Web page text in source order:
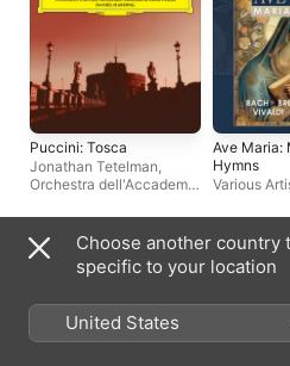
Puccini: Tosca
Jonathan Tetelman,
Orchestra dell'Accademia
Cecilia,Coro
dell'Accademia
Nazionale di Santa
,Ludovic Tézier,
Harding
Ave Maria:
Hymns
Various
Playlists
Choose another country
specific to your location
United States